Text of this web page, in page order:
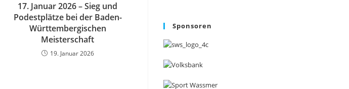
17. Januar 2026 – Sieg und
Podestplätze bei der Baden-
Württembergischen
Meisterschaft
19. Januar 2026
Sponsoren